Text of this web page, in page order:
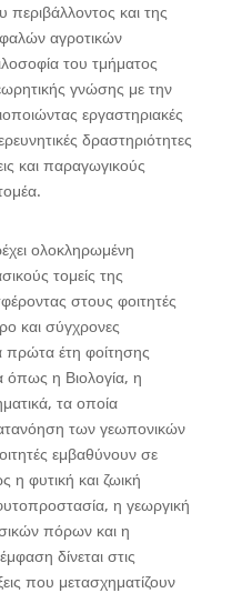
και της
αγροτικών
του τμήματος
γνώσης με την
εργαστηριακές
δραστηριότητες
και παραγωγικούς
ολοκληρωμένη
τομείς της
στους φοιτητές
και σύγχρονες
πρώτα έτη φοίτησης
όπως η Βιολογία, η
τα οποία
των γεωπονικών
εμβαθύνουν σε
η φυτική και ζωική
η γεωργική
πόρων και η
δίνεται στις
που μετασχηματίζουν